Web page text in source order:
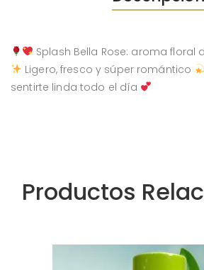
Splash Bella Rose: aroma floral
Ligero, fresco y súper romántico
sentirte linda todo el día
Productos